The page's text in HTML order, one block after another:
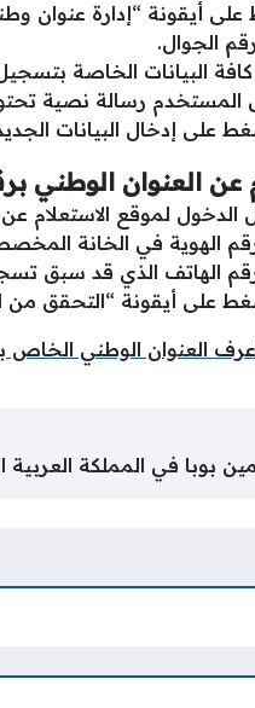
على أيقونة “إدارة عنوان
الجوال.
البيانات الخاصة
رسالة نصية تحتوي
على إدخال البيانات
عن العنوان الوطني
لموقع الاستعلام
الهوية في الخانة
الهاتف الذي قد سبق
على أيقونة “التحقق من
العنوان الوطني الخاص
بوبا في المملكة العربية